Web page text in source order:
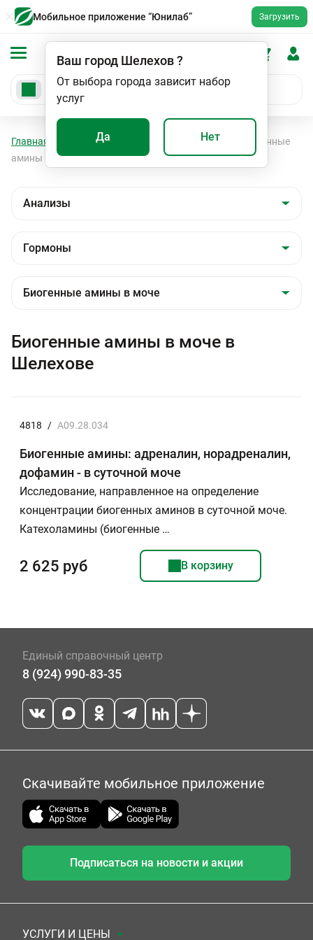
Мобильное приложение “Юнилаб” Загрузить
Ваш город Шелехов?
От выбора города зависит набор
услуг
Да Нет
Главная Анализы Гормоны
Биогенные
амины в моче
Биогенные амины в моче в
Шелехове
4818 / A09.28.034
Биогенные амины: адреналин, норадреналин,
дофамин - в суточной моче
Исследование, направленное на определение
концентрации биогенных аминов в суточной моче.
Катехоламины (биогенные …
2 625 руб В корзину
Единый справочный центр
8 (924) 990-83-35
Скачивайте мобильное приложение
Подписаться на новости и акции
УСЛУГИ И ЦЕНЫ